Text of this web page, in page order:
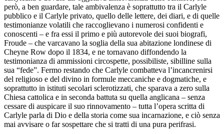
però, a ben guardare, tale ambivalenza è soprattutto tra il Carlyle
pubblico e il Carlyle privato, quello delle lettere, dei diari, e di quelle
testimonianze volatili che raccoglievano i numerosi confidenti e
conoscenti – e fra essi il primo e più autorevole dei suoi biografi,
Froude – che varcavano la soglia della sua abitazione londinese di
Cheyne Row dopo il 1834, e ne tornavano diffondendo la
testimonianza di ammissioni circospette, possibiliste, sibilline sulla
sua “fede”. Fermo restando che Carlyle combatteva l’incancrenirsi
del religioso e del divino in formule meccaniche e dogmatiche, e
soprattutto in istituti secolari sclerotizzati, che sparava a zero sulla
Chiesa cattolica e in seconda battuta su quella anglicana – senza
cessare di auspicare il suo rinnovamento – tutta l’opera scritta di
Carlyle parla di Dio e della storia come sua incarnazione, e ciò senza
mai avvisare o far sospettare che si tratti di una pura perifrasi.